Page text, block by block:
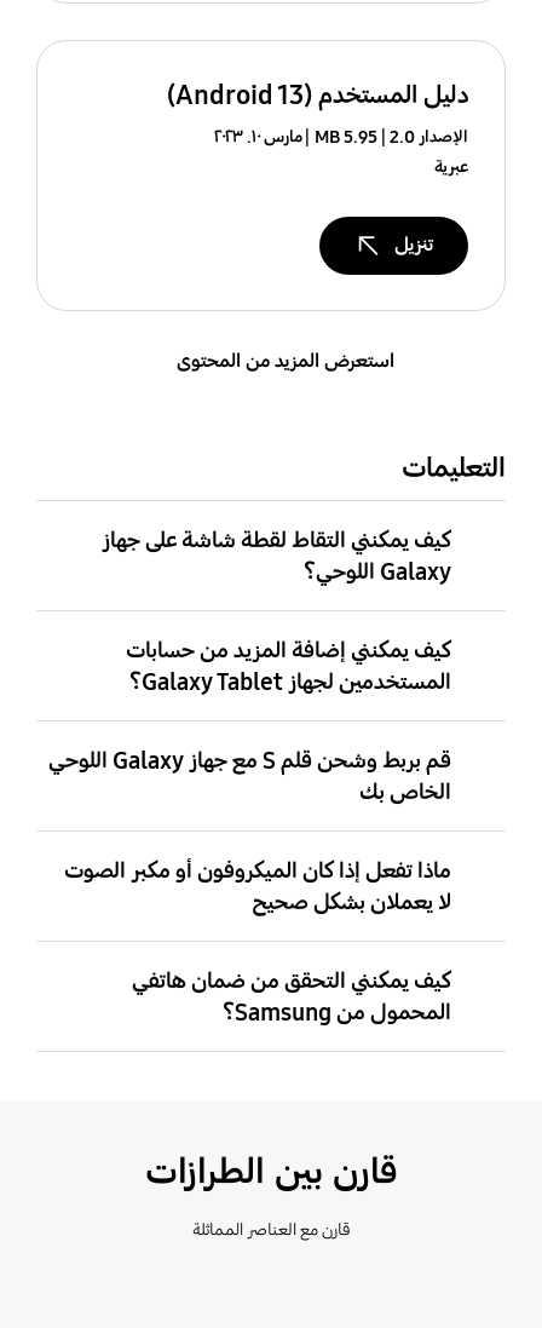
دليل المستخدم (Android 13)
الإصدار 2.0 5.95 MB
مارس ١٠. ٢٠٢٣
عبرية
تنزيل
استعرض المزيد من المحتوى
التعليمات
كيف يمكنني التقاط لقطة شاشة على جهاز
Galaxy اللوحي؟
كيف يمكنني إضافة المزيد من حسابات
المستخدمين لجهاز Galaxy Tablet؟
قم بربط وشحن قلم S مع جهاز Galaxy اللوحي
الخاص بك
ماذا تفعل إذا كان الميكروفون أو مكبر الصوت
لا يعملان بشكل صحيح
كيف يمكنني التحقق من ضمان هاتفي
المحمول من Samsung؟
قارن بين الطرازات
قارن مع العناصر المماثلة